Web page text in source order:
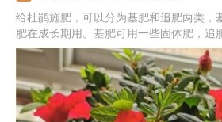
给杜鹃施肥，可以分为基肥和追肥两类，
肥在成长期用。基肥可用一些固体肥，追
肥直接混入土壤，液肥和叶面肥都最好稀
频率可以根据杜鹃的体积来定，幼苗施肥
意施肥的时间最好在早上或者下午，中午